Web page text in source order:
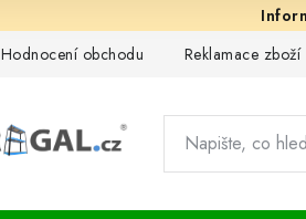
Hodnocení obchodu Reklamace zboží